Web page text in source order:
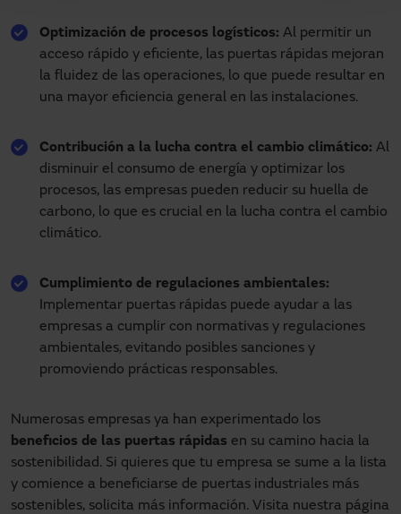
Optimización de procesos logísticos: Al permitir un
acceso rápido y eficiente, las puertas rápidas mejoran
la fluidez de las operaciones, lo que puede resultar en
una mayor eficiencia general en las instalaciones.
Contribución a la lucha contra el cambio climático: Al
disminuir el consumo de energía y optimizar los
procesos, las empresas pueden reducir su huella de
carbono, lo que es crucial en la lucha contra el cambio
climático.
Cumplimiento de regulaciones ambientales:
Implementar puertas rápidas puede ayudar a las
empresas a cumplir con normativas y regulaciones
ambientales, evitando posibles sanciones y
promoviendo prácticas responsables.
Numerosas empresas ya han experimentado los
beneficios de las puertas rápidas en su camino hacia la
sostenibilidad. Si quieres que tu empresa se sume a la lista
y comience a beneficiarse de puertas industriales más
sostenibles, solicita más información. Visita nuestra página